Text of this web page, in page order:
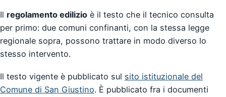
Il regolamento edilizio è il testo che il tecnico consulta
per primo: due comuni confinanti, con la stessa legge
regionale sopra, possono trattare in modo diverso lo
stesso intervento.
Il testo vigente è pubblicato sul sito istituzionale del
Comune di San Giustino. È pubblicato fra i documenti